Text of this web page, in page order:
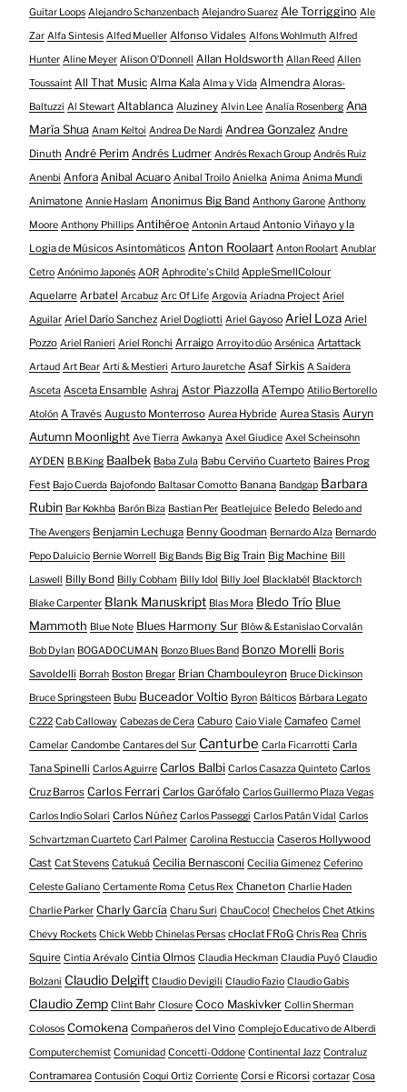
Guitar Loops Alejandro Schanzenbach Alejandro Suarez Ale Torriggino Ale
Zar Alfa Sintesis Alfed Mueller Alfonso Vidales Alfons Wohlmuth Alfred
Hunter Aline Meyer Alison O​’​Donnell Allan Holdsworth Allan Reed Allen
Toussaint All That Music Alma Kala Alma y Vida Almendra Aloras-
Baltuzzi Al Stewart Altablanca Aluziney Alvin Lee Analía Rosenberg Ana
María Shua Anam Keltoi Andrea De Nardi Andrea Gonzalez Andre
Dinuth André Perim Andrés Ludmer Andrés Rexach Group Andrés Ruiz
Anenbi Anfora Anibal Acuaro Anibal Troilo Anielka Anima Anima Mundi
Animatone Annie Haslam Anonimus Big Band Anthony Garone Anthony
Moore Anthony Phillips Antihéroe Antonin Artaud Antonio Viñayo y la
Logia de Músicos Asintomáticos Anton Roolaart Anton Roolart Anublar
Cetro Anónimo Japonés AOR Aphrodite's Child AppleSmellColour
Aquelarre Arbatel Arcabuz Arc Of Life Argovia Ariadna Project Ariel
Aguilar Ariel Darío Sanchez Ariel Dogliotti Ariel Gayoso Ariel Loza Ariel
Pozzo Ariel Ranieri Ariel Ronchi Arraigo Arroyito dúo Arsénica Artattack
Artaud Art Bear Arti & Mestieri Arturo Jauretche Asaf Sirkis A Saidera
Asceta Asceta Ensamble Ashraj Astor Piazzolla ATempo Atilio Bertorello
Atolón A Través Augusto Monterroso Aurea Hybride Aurea Stasis Auryn
Autumn Moonlight Ave Tierra Awkanya Axel Giudice Axel Scheinsohn
AYDEN B.B.King Baalbek Baba Zula Babu Cerviño Cuarteto Baires Prog
Fest Bajo Cuerda Bajofondo Baltasar Comotto Banana Bandgap Barbara
Rubin Bar Kokhba Barón Biza Bastian Per Beatlejuice Beledo Beledo and
The Avengers Benjamin Lechuga Benny Goodman Bernardo Alza Bernardo
Pepo Daluicio Bernie Worrell Big Bands Big Big Train Big Machine Bill
Laswell
Billy Bond Billy Cobham Billy Idol Billy Joel Blacklabél Blacktorch
Blake Carpenter Blank Manuskript Blas Mora Bledo Trío Blue
Mammoth Blue Note Blues Harmony Sur Blöw & Estanislao Corvalán
Bob Dylan BOGADOCUMAN Bonzo Blues Band Bonzo Morelli Boris
Savoldelli Borrah Boston Bregar Brian Chambouleyron Bruce Dickinson
Bruce Springsteen Bubu Buceador Voltio Byron Bálticos Bárbara Legato
C222 Cab Calloway Cabezas de Cera Caburo Caio Viale Camafeo Camel
Camelar Candombe Cantares del Sur Canturbe Carla Ficarrotti Carla
Tana Spinelli Carlos Aguirre Carlos Balbi Carlos Casazza Quinteto Carlos
Cruz Barros Carlos Ferrari Carlos Garófalo Carlos Guillermo Plaza Vegas
Carlos Indio Solari Carlos Núñez Carlos Passeggi Carlos Patán Vidal Carlos
Schvartzman Cuarteto Carl Palmer Carolina Restuccia Caseros Hollywood
Cast Cat Stevens Catukuá Cecilia Bernasconi Cecilia Gimenez Ceferino
Celeste Galiano Certamente Roma Cetus Rex Chaneton Charlie Haden
Charlie Parker Charly García Charu Suri ChauCoco! Chechelos Chet Atkins
Chevy Rockets Chick Webb Chinelas Persas cHoclat FRoG Chris Rea Chris
Squire Cintia Arévalo Cintia Olmos Claudia Heckman Claudia Puyó Claudio
Bolzani Claudio Delgift Claudio Devigili Claudio Fazio Claudio Gabis
Claudio Zemp Clint Bahr Closure Coco Maskivker Collin Sherman
Colosos Comokena Compañeros del Vino Complejo Educativo de Alberdi
Computerchemist Comunidad Concetti-Oddone Continental Jazz Contraluz
Contramarea Contusión Coqui Ortiz Corriente Corsi e Ricorsi cortazar Cosa